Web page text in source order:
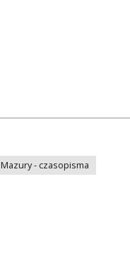
Mazury - czasopisma